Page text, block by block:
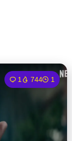
1 744 1